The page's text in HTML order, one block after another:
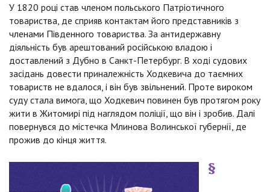
У 1820 році став членом польського Патріотичного
товариства, де сприяв контактам його представників з
членами Південного товариства. За антидержавну
діяльність був арештований російською владою і
доставлений з Дубно в Санкт-Петербург. В ході судових
засідань довести приналежність Ходкевича до таємних
товариств не вдалося, і він був звільнений. Проте вироком
суду стала вимога, що Ходкевич повинен був протягом року
жити в Житомирі під наглядом поліції, що він і зробив. Далі
повернувся до містечка Млинова Волинської губернії, де
прожив до кінця життя.
§